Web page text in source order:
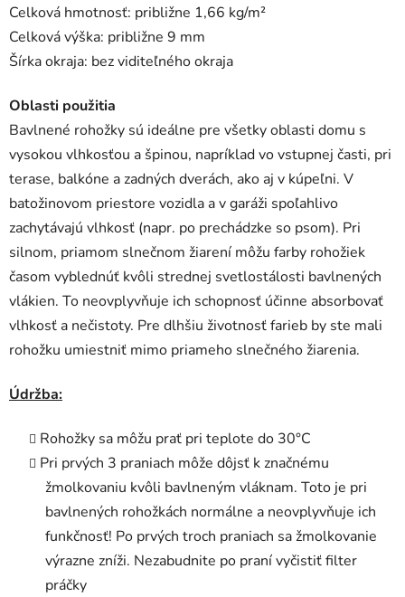
Celková hmotnosť: približne 1,66 kg/m²
Celková výška: približne 9 mm
Šírka okraja: bez viditeľného okraja
Oblasti použitia
Bavlnené rohožky sú ideálne pre všetky oblasti domu s
vysokou vlhkosťou a špinou, napríklad vo vstupnej časti, pri
terase, balkóne a zadných dverách, ako aj v kúpeľni. V
batožinovom priestore vozidla a v garáži spoľahlivo
zachytávajú vlhkosť (napr. po prechádzke so psom). Pri
silnom, priamom slnečnom žiarení môžu farby rohožiek
časom vyblednúť kvôli strednej svetlostálosti bavlnených
vlákien. To neovplyvňuje ich schopnosť účinne absorbovať
vlhkosť a nečistoty. Pre dlhšiu životnosť farieb by ste mali
rohožku umiestniť mimo priameho slnečného žiarenia.
Údržba:
Rohožky sa môžu prať pri teplote do 30°C
Pri prvých 3 praniach môže dôjsť k značnému
žmolkovaniu kvôli bavlneným vláknam. Toto je pri
bavlnených rohožkách normálne a neovplyvňuje ich
funkčnosť! Po prvých troch praniach sa žmolkovanie
výrazne zníži. Nezabudnite po praní vyčistiť filter
práčky